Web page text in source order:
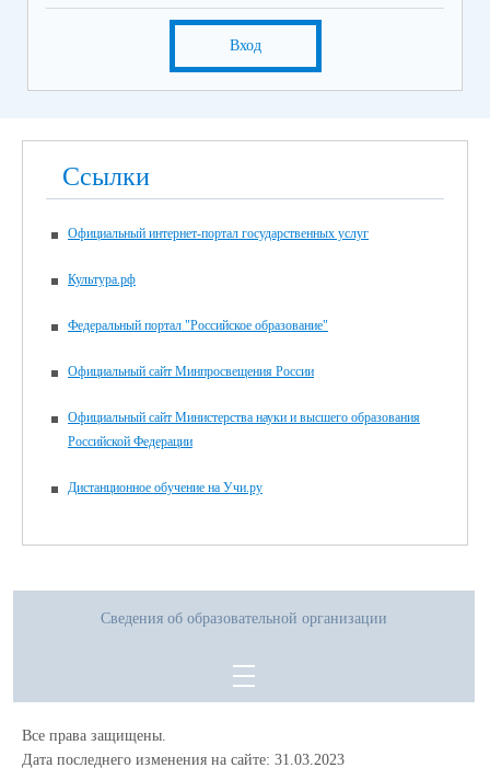
Вход
Ссылки
Официальный интернет-портал государственных услуг
Культура.рф
Федеральный портал "Российское образование"
Официальный сайт Минпросвещения России
Официальный сайт Министерства науки и высшего образования
Российской Федерации
Дистанционное обучение на Учи.ру
Сведения об образовательной организации
Все права защищены.
Дата последнего изменения на сайте: 31.03.2023